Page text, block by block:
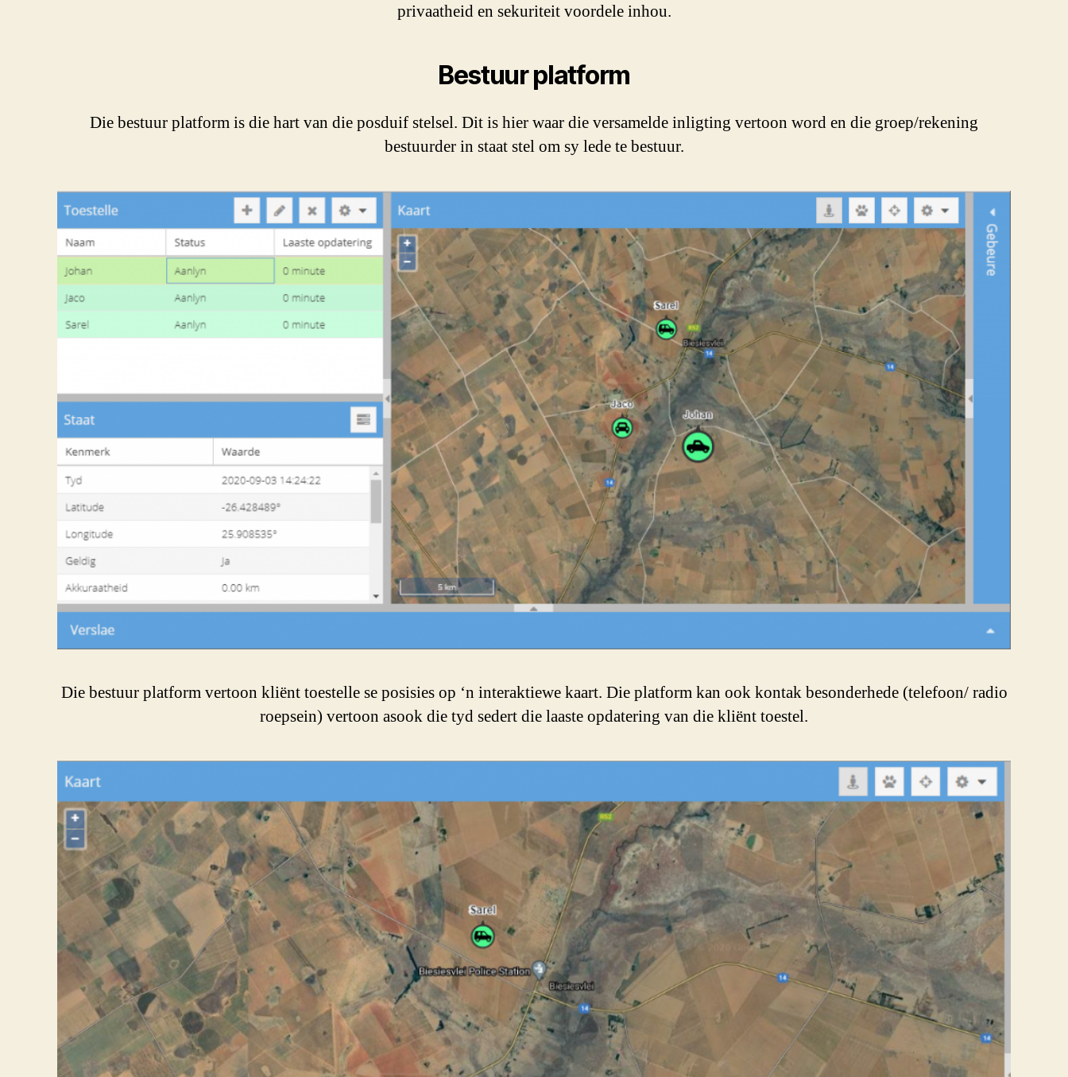
privaatheid en sekuriteit voordele inhou.
Bestuur platform
Die bestuur platform is die hart van die posduif stelsel. Dit is hier waar die versamelde inligting vertoon word en die groep/rekening
bestuurder in staat stel om sy lede te bestuur.
Die bestuur platform vertoon kliënt toestelle se posisies op ‘n interaktiewe kaart. Die platform kan ook kontak besonderhede (telefoon/ radio
roepsein) vertoon asook die tyd sedert die laaste opdatering van die kliënt toestel.